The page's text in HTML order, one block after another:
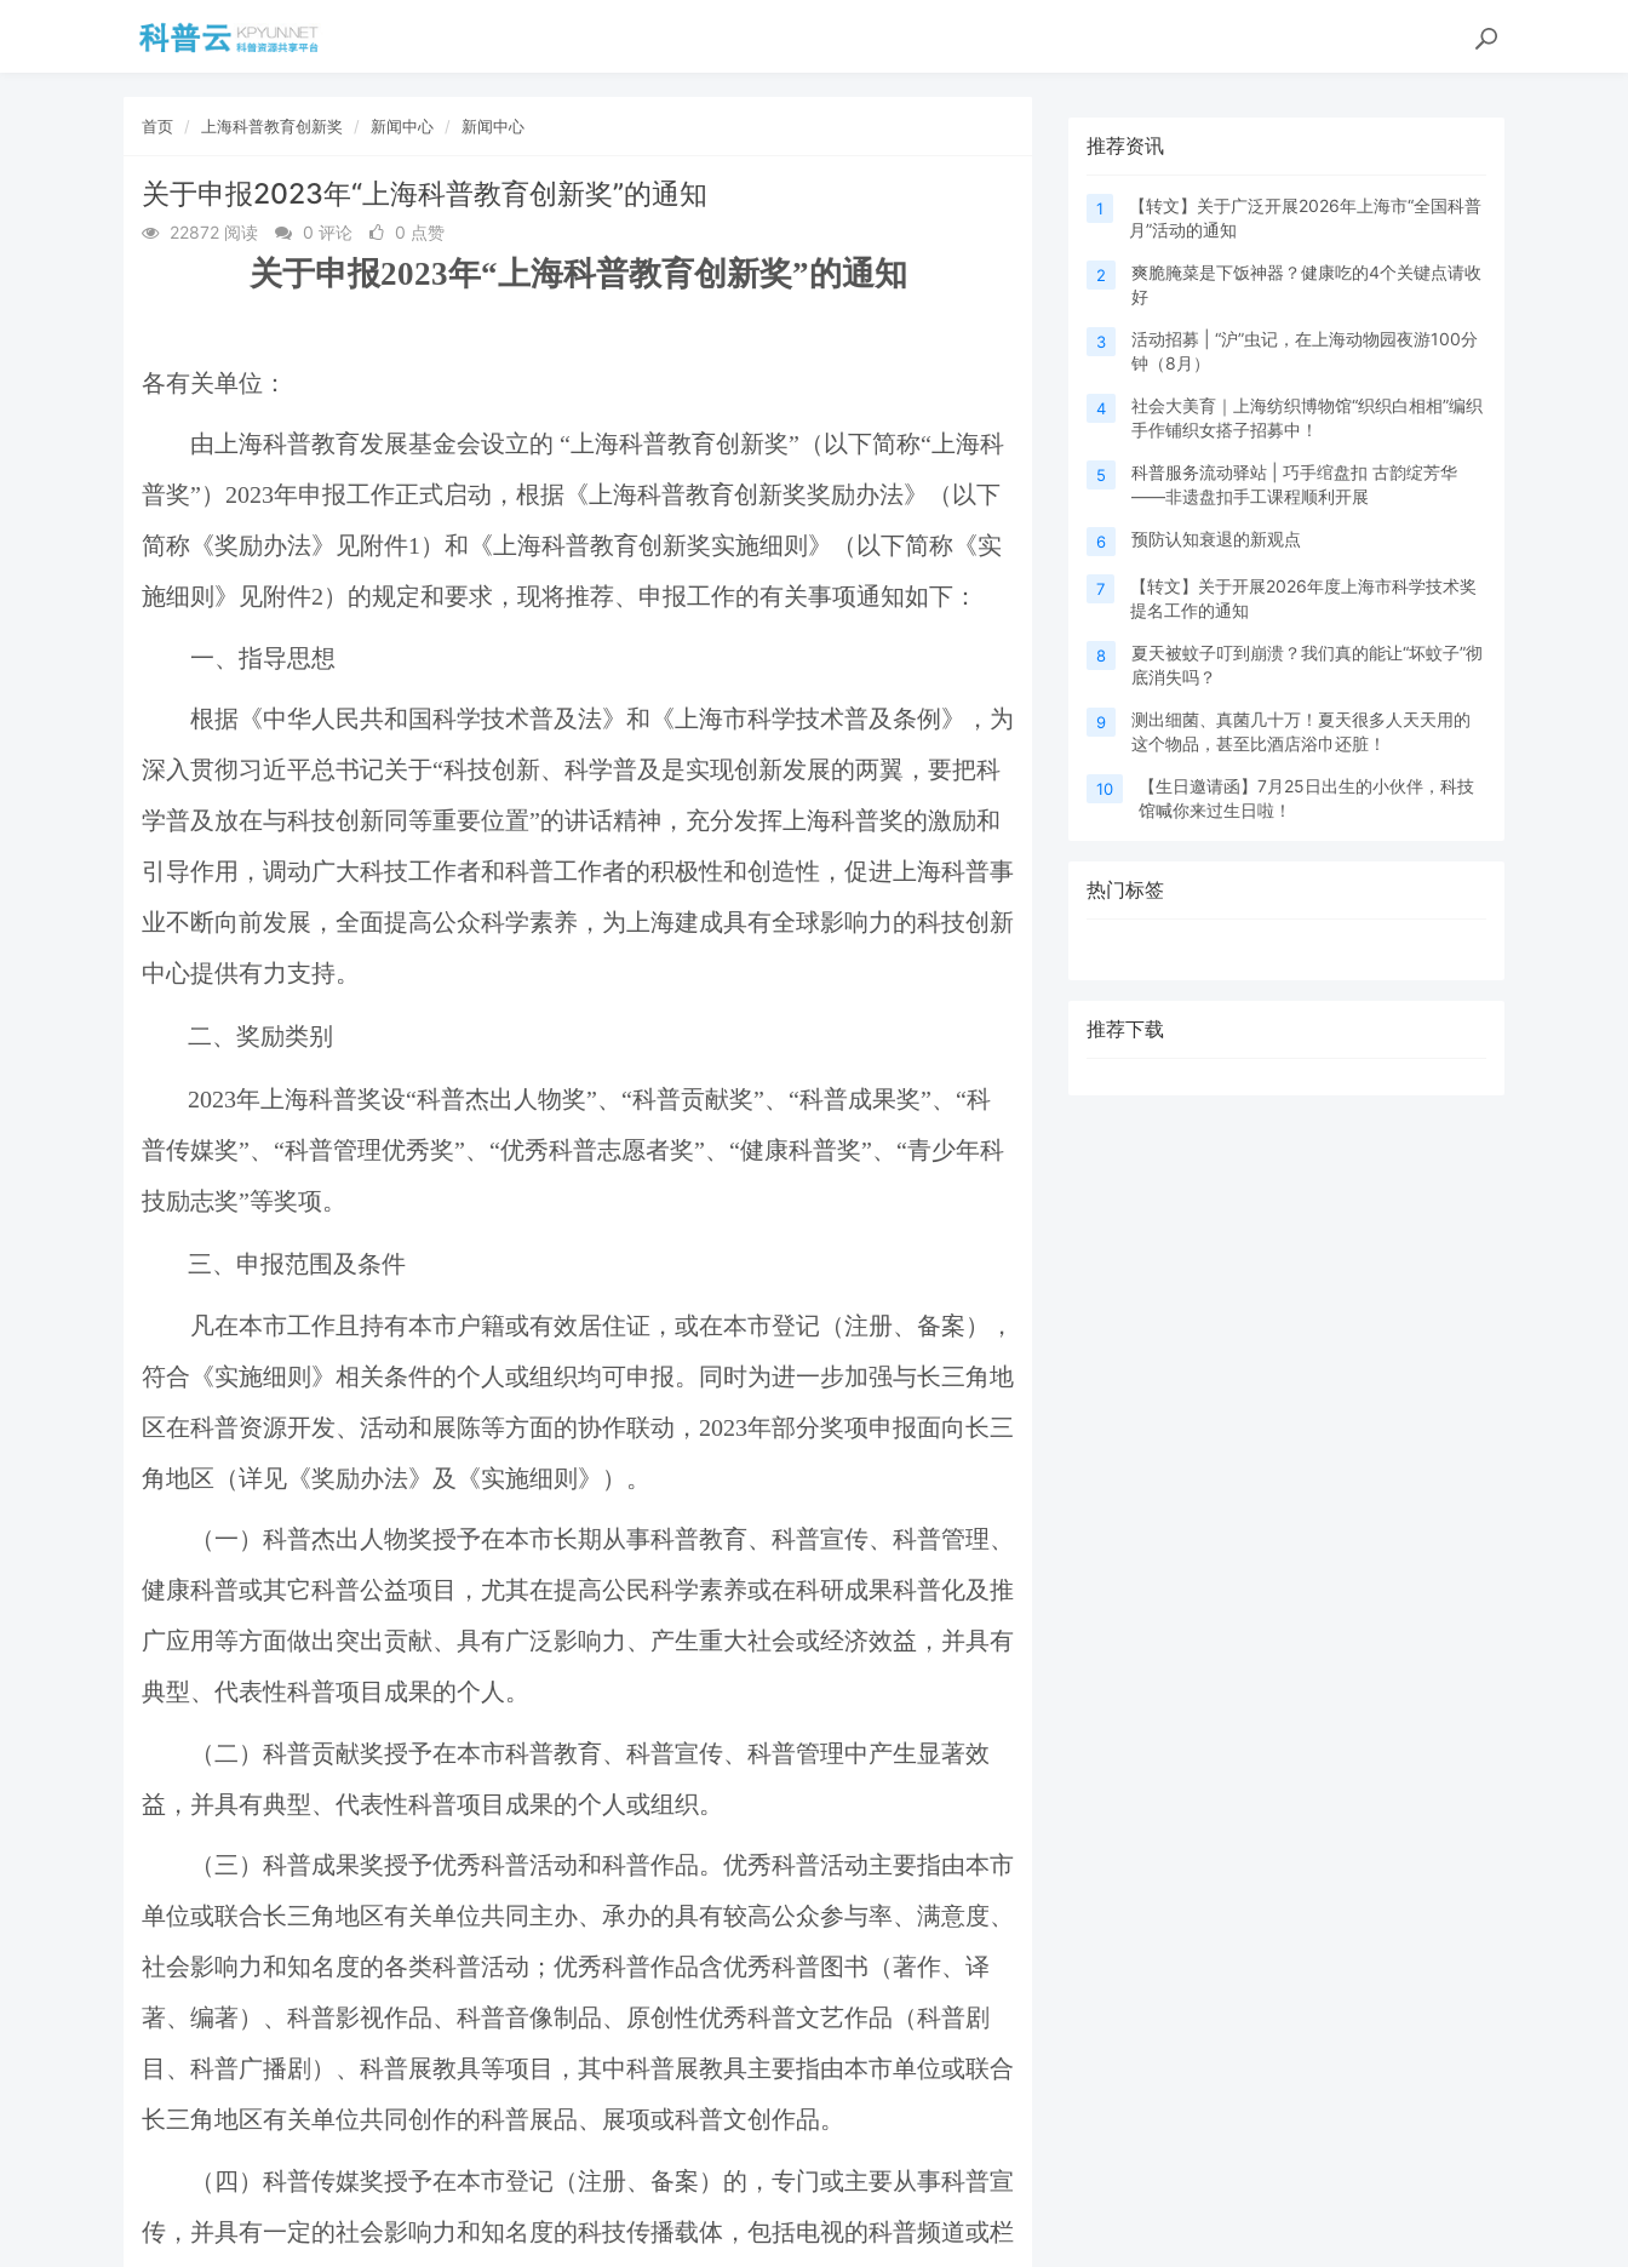
首页 上海科普教育创新奖 新闻中心 新闻中心
关于申报2023年“上海科普教育创新奖”的通知
22872 阅读 0 评论 0 点赞
关于申报2023年“上海科普教育创新奖”的通知
各有关单位：
由上海科普教育发展基金会设立的 “ 上海科普教育创新奖” （以下简称“ 上海科
普奖”） 2023年申报工作正式启动 ，根据《上海科普教育创新奖奖励办法》（以下
简称《奖励办法》见附件1 ）和《上海科普教育创新奖实施细则》（以下简称《实
施细则》见附件2）的规定和要求，现将推荐、申报工作的有关事项通知如下：
一、指导思想
根据《中华人民共和国科学技术普及法》和《上海市科学技术普及条例》，为
深入贯彻习近平总书记关于“科技创新、科学普及是实现创新发展的两翼，要把科
学普及放在与科技创新同等重要位置”的讲话精神，充分发挥上海科普奖的激励和
引导作用，调动广大科技工作者和科普工作者的积极性和创造性，促进上海科普事
业不断向前发展，全面提高公众科学素养，为上海建成具有全球影响力的科技创新
中心提供有力支持。
二、奖励类别
2023年上海科普奖设“科普杰出人物奖”、 “科普贡献奖”、 “科普成果奖”、 “科
普传媒奖”、 “科普管理优秀奖”、 “优秀科普志愿者奖”、 “健康科普奖”、 “青少年科
技励志奖”等奖项。
三、申报范围及条件
凡在本市工作且持有本市户籍或有效居住证，或在本市登记（注册、备案），
符合《实施细则》相关条件的个人或组织均可申报。 同时为进一步加强与长三角地
区在科普资源开发、活动和展陈等方面的协作联动 ， 2023年部分奖项申报面向长三
角地区（详见《奖励办法》及《实施细则》）。
（一）科普杰出人物奖授予在本市长期从事科普教育、科普宣传、科普管理、
健康科普或其它科普公益项目，尤其在提高公民科学素养或在科研成果科普化及推
广应用等方面做出突出贡献、具有广泛影响力、产生重大社会或经济效益，并具有
典型、代表性科普项目成果的个人。
（二）科普贡献奖授予在本市科普教育、科普宣传、科普管理中产生显著效
益，并具有典型、代表性科普项目成果的个人或组织。
（三）科普成果奖授予优秀科普活动和科普作品。优秀科普活动主要指由本市
单位或联合长三角地区有关单位共同主办、承办的具有较高公众参与率、满意度、
社会影响力和知名度的各类科普活动；优秀科普作品含优秀科普图书（著作、译
著、编著）、科普影视作品、科普音像制品、原创性优秀科普文艺作品（科普剧
目、科普广播剧）、科普展教具等项目
， 其中科普展教具主要指由本市单位或联合
长三角地区有关单位共同创作的科普展品、展项或科普文创作品。
（四）科普传媒奖授予在本市登记（注册、备案）的，专门或主要从事科普宣
传，并具有一定的社会影响力和知名度的科技传播载体 ，包括电视的科普频道或栏
推荐资讯
1
【转文】关于广泛开展2026年上海市“全国科普
月”活动的通知
2
爽脆腌菜是下饭神器？健康吃的4个关键点请收
好
3
活动招募 | “沪”虫记，在上海动物园夜游100分
钟（8月）
4
社会大美育｜上海纺织博物馆“织织白相相”编织
手作铺织女搭子招募中！
5
科普服务流动驿站 | 巧手绾盘扣 古韵绽芳华
——非遗盘扣手工课程顺利开展
6 预防认知衰退的新观点
7
【转文】关于开展2026年度上海市科学技术奖
提名工作的通知
8
夏天被蚊子叮到崩溃？我们真的能让“坏蚊子”彻
底消失吗？
9
测出细菌、真菌几十万！夏天很多人天天用的
这个物品，甚至比酒店浴巾还脏！
10
【生日邀请函】7月25日出生的小伙伴，科技
馆喊你来过生日啦！
热门标签
推荐下载